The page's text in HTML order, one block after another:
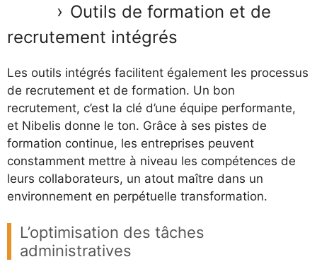
Outils de formation et de
recrutement intégrés
Les outils intégrés facilitent également les processus
de recrutement et de formation. Un bon
recrutement, c’est la clé d’une équipe performante,
et Nibelis donne le ton. Grâce à ses pistes de
formation continue, les entreprises peuvent
constamment mettre à niveau les compétences de
leurs collaborateurs, un atout maître dans un
environnement en perpétuelle transformation.
L’optimisation des tâches
administratives